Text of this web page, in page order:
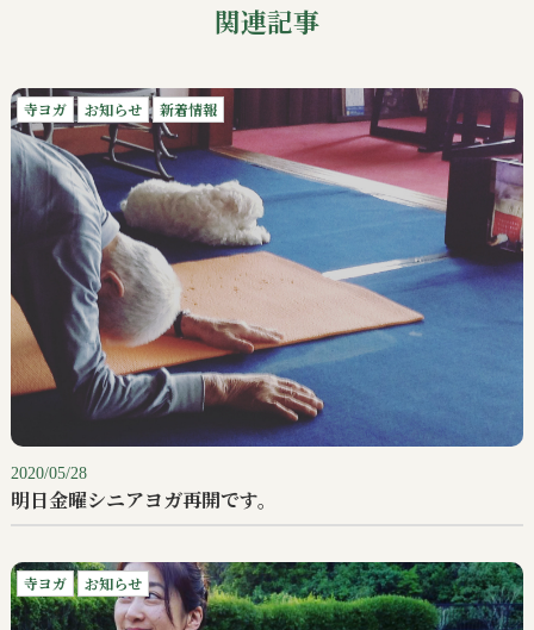
関連記事
寺ヨガ お知らせ 新着情報
2020/05/28
明日金曜シニアヨガ再開です。
寺ヨガ お知らせ